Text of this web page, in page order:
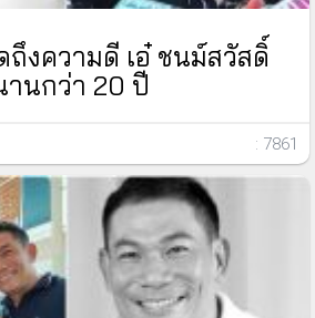
งความดี เอ๋ ชนม์สวัสดิ์
นกว่า 20 ปี
: 7861